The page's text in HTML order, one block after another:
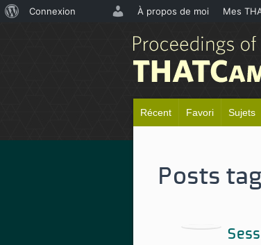
Récent Favori Sujets
Posts
Connexion À propos de moi Mes